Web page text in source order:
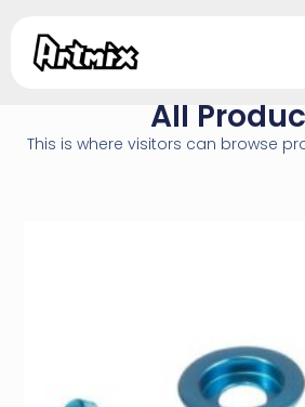
All
This is where visitors can browse